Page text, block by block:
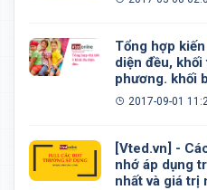
Tổng hợp
diện đều,
phương. khối
đều, khối 20
2017-09-01
[Vted.vn] -
nhớ áp dụng
nhất và giá trị